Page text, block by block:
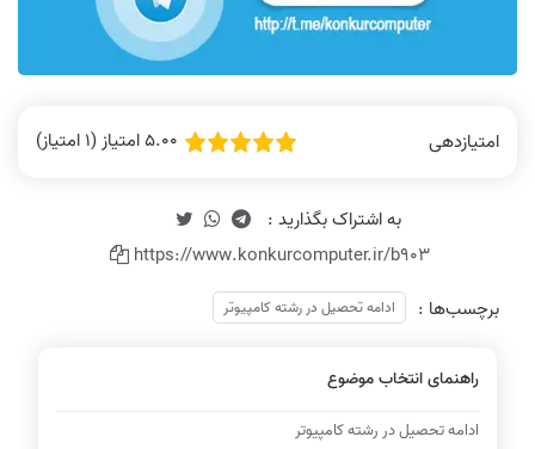
امتیازدهی 5.00 امتیاز (1 امتیاز)
https://www.konkurcomputer.ir/b903
برچسب‌ها :
ادامه تحصیل در رشته کامپیوتر
راهنمای انتخاب موضوع
ادامه تحصیل در رشته کامپیوتر